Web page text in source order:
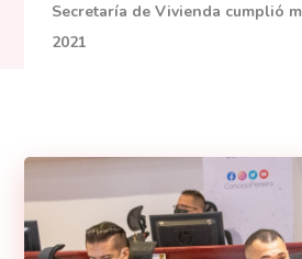
Secretaría de Vivienda cumplió
2021